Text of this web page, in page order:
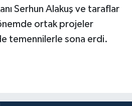
Serhun Alakuş ve taraflar
ortak projeler
temennilerle sona erdi.